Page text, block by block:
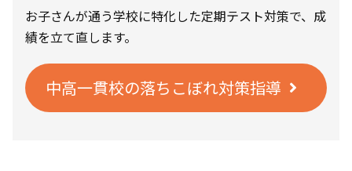
お子さんが通う学校に特化した定期テスト対策で、成
績を立て直します。
中高一貫校の落ちこぼれ対策指導